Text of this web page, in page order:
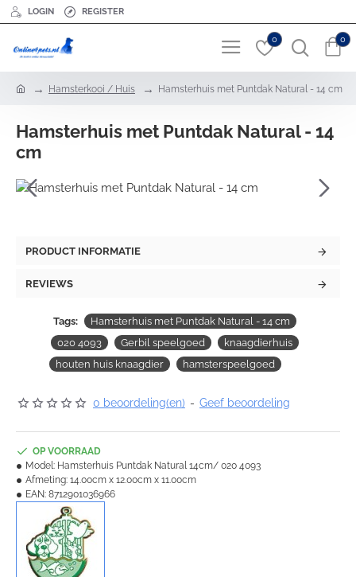
LOGIN REGISTER
0 0
e
Hamsterkooi / Huis Hamsterhuis met Puntdak Natural - 14 cm
Hamsterhuis met Puntdak Natural - 14
cm
PRODUCT INFORMATIE
REVIEWS
Tags:
Hamsterhuis met Puntdak Natural - 14 cm
020 4093
Gerbil speelgoed
knaagdierhuis
houten huis knaagdier
hamsterspeelgoed
0 beoordeling(en) - Geef beoordeling
OP VOORRAAD
Model: Hamsterhuis Puntdak Natural 14cm/ 020 4093
Afmeting: 14.00cm x 12.00cm x 11.00cm
EAN: 8712901036966